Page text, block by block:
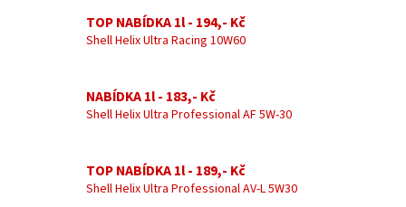
c
í
v
k
p
i
á
n
í
TOP NABÍDKA 1l - 194,- Kč
Shell Helix Ultra Racing 10W60
NABÍDKA 1l - 183,- Kč
Shell Helix Ultra Professional AF 5W-30
TOP NABÍDKA 1l - 189,- Kč
Shell Helix Ultra Professional AV-L 5W30